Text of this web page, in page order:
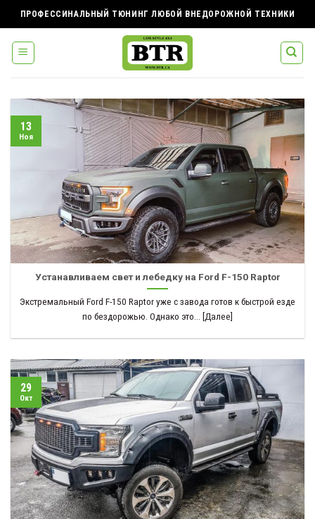
to
content
ПРОФЕССИНАЛЬНЫЙ ТЮНИНГ ЛЮБОЙ ВНЕДОРОЖНОЙ ТЕХНИКИ
Устанавливаем свет и лебедку на Ford F-150 Raptor
Экстремальный Ford F-150 Raptor уже с завода готов к быстрой езде
по бездорожью. Однако это... [Далее]
13
Ноя
29
Окт